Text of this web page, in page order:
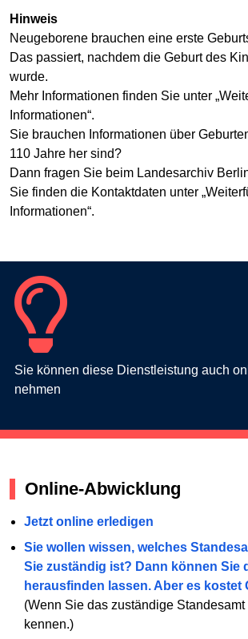
Hinweis
Neugeborene brauchen eine erste
Das passiert, nachdem die Geburt des
wurde.
Mehr Informationen finden Sie unter
Informationen“.
Sie brauchen Informationen über
110 Jahre her sind?
Dann fragen Sie beim Landesarchiv
Sie finden die Kontaktdaten unter
Informationen“.
Sie können diese Dienstleistung auch
nehmen
Online-Abwicklung
Jetzt online erledigen
Sie wollen wissen, welches
Sie zuständig ist? Dann können Sie
herausfinden lassen. Aber es kostet
(Wenn Sie das zuständige
kennen.)